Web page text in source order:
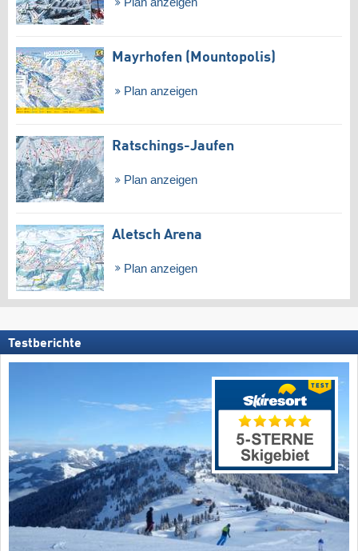
Plan anzeigen
Mayrhofen (Mountopolis)
Plan anzeigen
Ratschings-Jaufen
Plan anzeigen
Aletsch Arena
Plan anzeigen
Testberichte